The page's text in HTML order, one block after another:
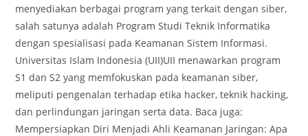
menyediakan berbagai program yang terkait dengan siber,
salah satunya adalah Program Studi Teknik Informatika
dengan spesialisasi pada Keamanan Sistem Informasi.
Universitas Islam Indonesia (UII)UII menawarkan program
S1 dan S2 yang memfokuskan pada keamanan siber,
meliputi pengenalan terhadap etika hacker, teknik hacking,
dan perlindungan jaringan serta data. Baca juga:
Mempersiapkan Diri Menjadi Ahli Keamanan Jaringan: Apa